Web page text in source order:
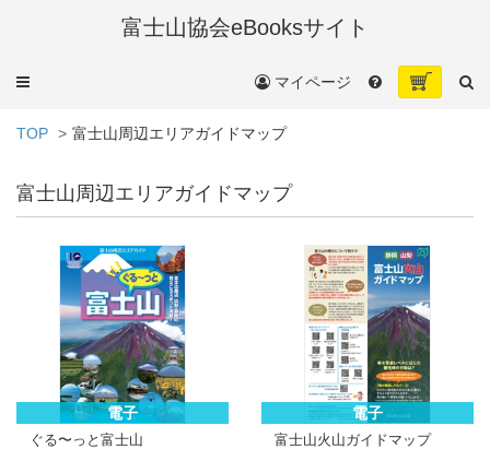
富士山協会eBooksサイト
メ
ュ
マイページ
TOP 富士山周辺エリアガイドマップ
富士山周辺エリアガイドマップ
電子
ぐる〜っと富士山
電子
富士山火山ガイドマップ